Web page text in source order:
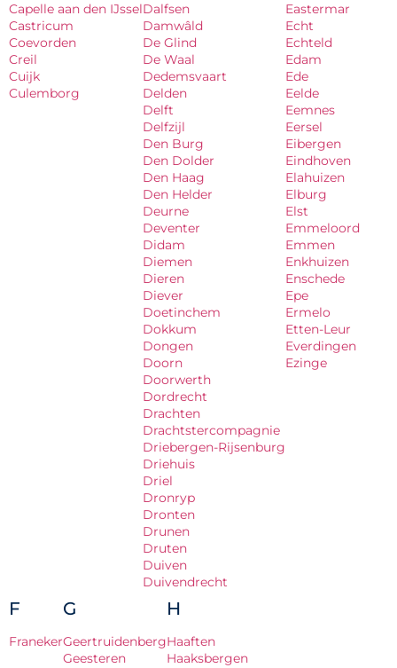
Capelle aan den IJssel
Castricum
Coevorden
Creil
Cuijk
Culemborg
Dalfsen
Damwâld
De Glind
De Waal
Dedemsvaart
Delden
Delft
Delfzijl
Den Burg
Den Dolder
Den Haag
Den Helder
Deurne
Deventer
Didam
Diemen
Dieren
Diever
Doetinchem
Dokkum
Dongen
Doorn
Doorwerth
Dordrecht
Drachten
Drachtstercompagnie
Driebergen-Rijsenburg
Driehuis
Driel
Dronryp
Dronten
Drunen
Druten
Duiven
Duivendrecht
Eastermar
Echt
Echteld
Edam
Ede
Eelde
Eemnes
Eersel
Eibergen
Eindhoven
Elahuizen
Elburg
Elst
Emmeloord
Emmen
Enkhuizen
Enschede
Epe
Ermelo
Etten-Leur
Everdingen
Ezinge
F
Franeker
G
Geertruidenberg
Geesteren
H
Haaften
Haaksbergen